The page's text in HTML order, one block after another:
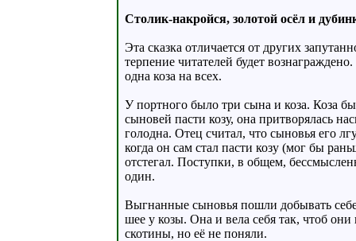
Столик-накройся, золотой осёл и
Эта сказка отличается от других
терпение читателей будет
одна коза на всех.
У портного было три сына и коза. Коза
сыновей пасти козу, она притворялась
голодна. Отец считал, что сыновья его
когда он сам стал пасти козу (мог бы
отстегал. Поступки, в общем,
один.
Выгнанные сыновья пошли добывать
шее у козы. Она и вела себя так, чтоб
скотины, но её не поняли.